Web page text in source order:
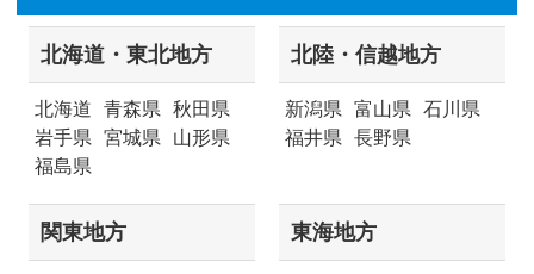
北海道・東北地方
北海道 青森県
秋田県
岩手県
宮城県
山形県
福島県
北陸・信越地方
新潟県 富山県
石川県
福井県
長野県
関東地方 東海地方